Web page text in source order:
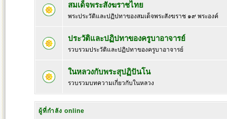
สมเด็จพระสังฆราชไทย
พระประวัติและปฏิปทาของสมเด็จพระสังฆราช ๑๙ พระองค์
ประวัติและปฏิปทาของครูบาอาจารย์
รวบรวมประวัติและปฏิปทาของครูบาอาจารย์
ในหลวงกับพระสุปฏิปันโน
รวบรวมบทความเกี่ยวกับในหลวง
ผู้ที่กำลัง online